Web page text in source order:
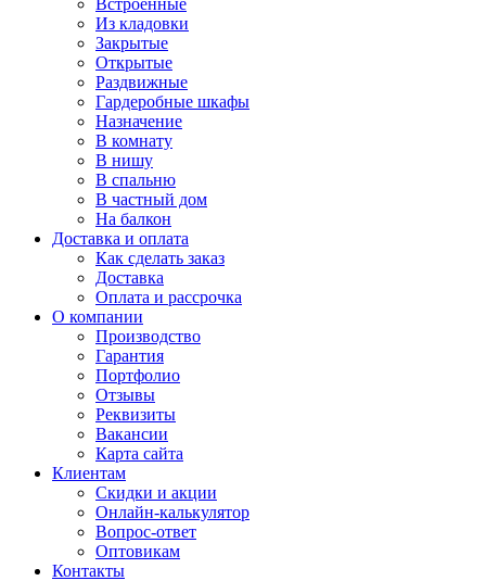
Встроенные
Из кладовки
Закрытые
Открытые
Раздвижные
Гардеробные шкафы
Назначение
В комнату
В нишу
В спальню
В частный дом
На балкон
Доставка и оплата
Как сделать заказ
Доставка
Оплата и рассрочка
О компании
Производство
Гарантия
Портфолио
Отзывы
Реквизиты
Вакансии
Карта сайта
Клиентам
Скидки и акции
Онлайн-калькулятор
Вопрос-ответ
Оптовикам
Контакты